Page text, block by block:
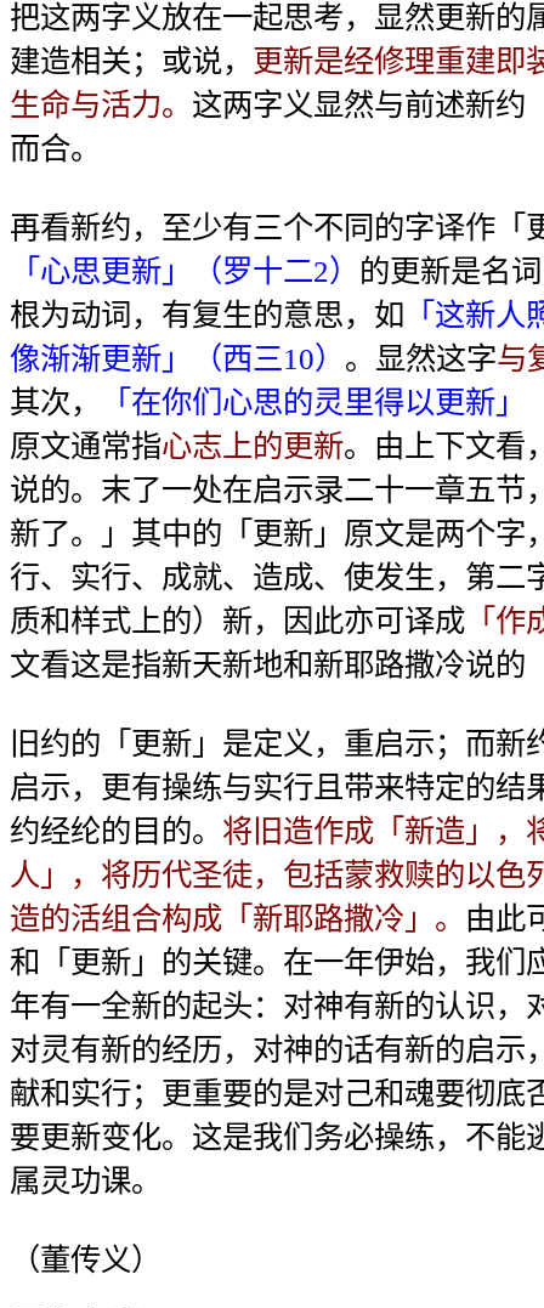
把这两字义放在一起思考，显然更新的
建造相关；或说， 更新是经修理重建即
生命与活力。 这两字义显然与前述新约
而合。
再看新约，至少有三个不同的字译作「
「心思更新」（罗十二2） 的更新是名
根为动词，有复生的意思，如 「这新
像渐渐更新」（西三10） 。显然这字与
其次，
「在你们心思的灵里得以更新」
原文通常指心志上的更新。由上下文看
说的。末了一处在启示录二十一章五节
新了。」其中的「更新」原文是两个字
行、实行、成就、造成、使发生，第二
质和样式上的）新，因此亦可译成 「
文看这是指新天新地和新耶路撒冷说的
旧约的「更新」是定义，重启示；而新
启示，更有操练与实行且带来特定的结
约经纶的目的。 将旧造作成「新造」，
人」，将历代圣徒，包括蒙救赎的以色
造的活组合构成「新耶路撒冷」。 由此
和「更新」的关键。在一年伊始，我们
年有一全新的起头：对神有新的认识，
对灵有新的经历，对神的话有新的启示
献和实行；更重要的是对己和魂要彻底
要更新变化。这是我们务必操练，不能
属灵功课。
（董传义）